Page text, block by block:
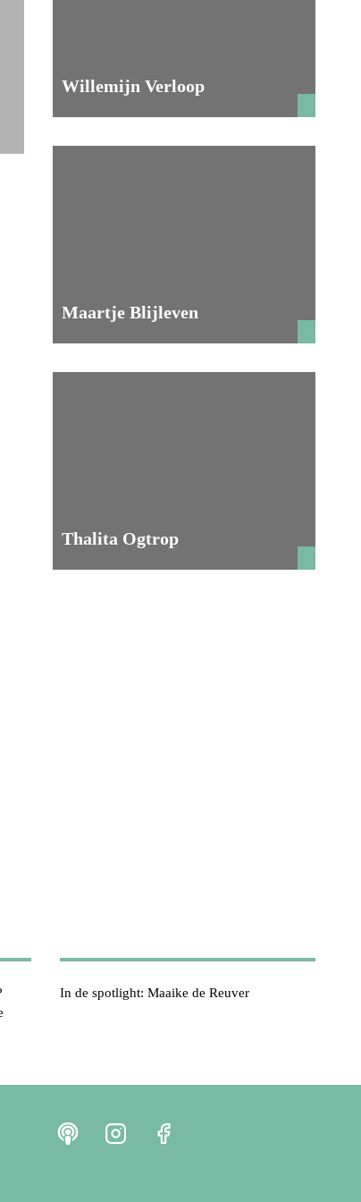
Willemijn Verloop
Maartje Blijleven
Thalita Ogtrop
In de spotlight: Maaike de Reuver